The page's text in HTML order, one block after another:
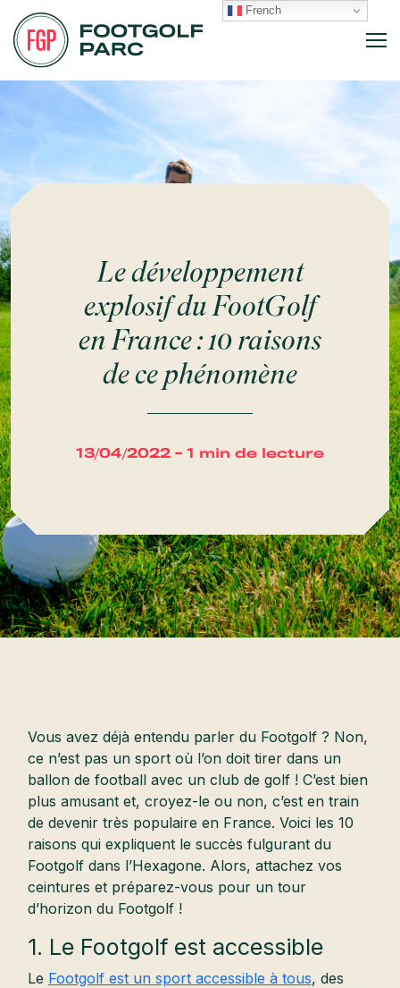
Le développement
explosif du FootGolf
en France : 10 raisons
de ce phénomène
13/04/2022 - 1 min de lecture
Vous avez déjà entendu parler du Footgolf ? Non,
ce n’est pas un sport où l’on doit tirer dans un
ballon de football avec un club de golf ! C’est bien
plus amusant et, croyez-le ou non, c’est en train
de devenir très populaire en France. Voici les 10
raisons qui expliquent le succès fulgurant du
Footgolf dans l’Hexagone. Alors, attachez vos
ceintures et préparez-vous pour un tour
d’horizon du Footgolf !
1. Le Footgolf est accessible
Le Footgolf est un sport accessible à tous, des
French